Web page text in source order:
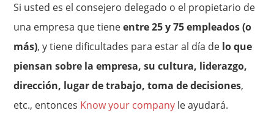
Si usted es el consejero delegado o el propietario de
una empresa que tieneentre 25 y 75 empleados (o
más), y tiene dificultades para estar al día de lo que
piensan sobre la empresa, su cultura, liderazgo,
dirección, lugar de trabajo, toma de decisiones,
etc., entonces Know your company le ayudará.